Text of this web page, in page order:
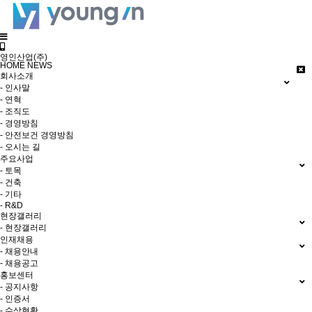
영인산업(주)
HOME NEWS
회사소개
- 인사말
- 연혁
- 조직도
- 경영방침
- 안전보건 경영방침
- 오시는 길
주요사업
- 토목
- 건축
- 기타
- R&D
현장갤러리
- 현장갤러리
인재채용
- 채용안내
- 채용공고
홍보센터
- 공지사항
- 인증서